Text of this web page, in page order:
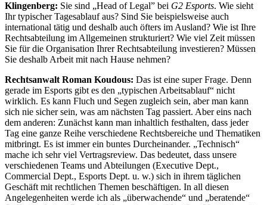
Klingenberg: Sie sind „Head of Legal” bei G2 Esports. Wie sieht
Ihr typischer Tagesablauf aus? Sind Sie beispielsweise auch
international tätig und deshalb auch öfters im Ausland? Wie ist Ihre
Rechtsabteilung im Allgemeinen strukturiert? Wie viel Zeit müssen
Sie für die Organisation Ihrer Rechtsabteilung investieren? Müssen
Sie deshalb Arbeit mit nach Hause nehmen?
Rechtsanwalt Roman Koudous: Das ist eine super Frage. Denn
gerade im Esports gibt es den „typischen Arbeitsablauf“ nicht
wirklich. Es kann Fluch und Segen zugleich sein, aber man kann
sich nie sicher sein, was am nächsten Tag passiert. Aber eins nach
dem anderen: Zunächst kann man inhaltlich festhalten, dass jeder
Tag eine ganze Reihe verschiedene Rechtsbereiche und Thematiken
mitbringt. Es ist immer ein buntes Durcheinander. „Technisch“
mache ich sehr viel Vertragsreview. Das bedeutet, dass unsere
verschiedenen Teams und Abteilungen (Executive Dept.,
Commercial Dept., Esports Dept. u. w.) sich in ihrem täglichen
Geschäft mit rechtlichen Themen beschäftigen. In all diesen
Angelegenheiten werde ich als „überwachende“ und „beratende“